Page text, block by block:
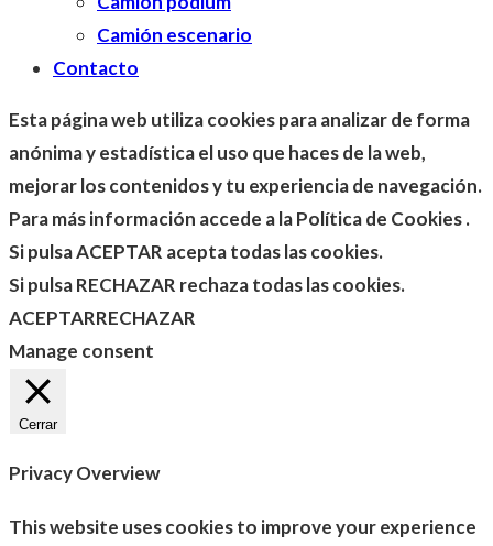
Camión escenario
Contacto
Esta página web utiliza cookies para analizar de forma
anónima y estadística el uso que haces de la web,
mejorar los contenidos y tu experiencia de navegación.
Para más información accede a la Política de Cookies .
Si pulsa ACEPTAR acepta todas las cookies.
Si pulsa RECHAZAR rechaza todas las cookies.
ACEPTARRECHAZAR
Manage consent
Cerrar
Privacy Overview
This website uses cookies to improve your experience